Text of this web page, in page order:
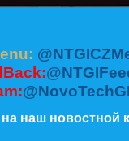
наш новостной